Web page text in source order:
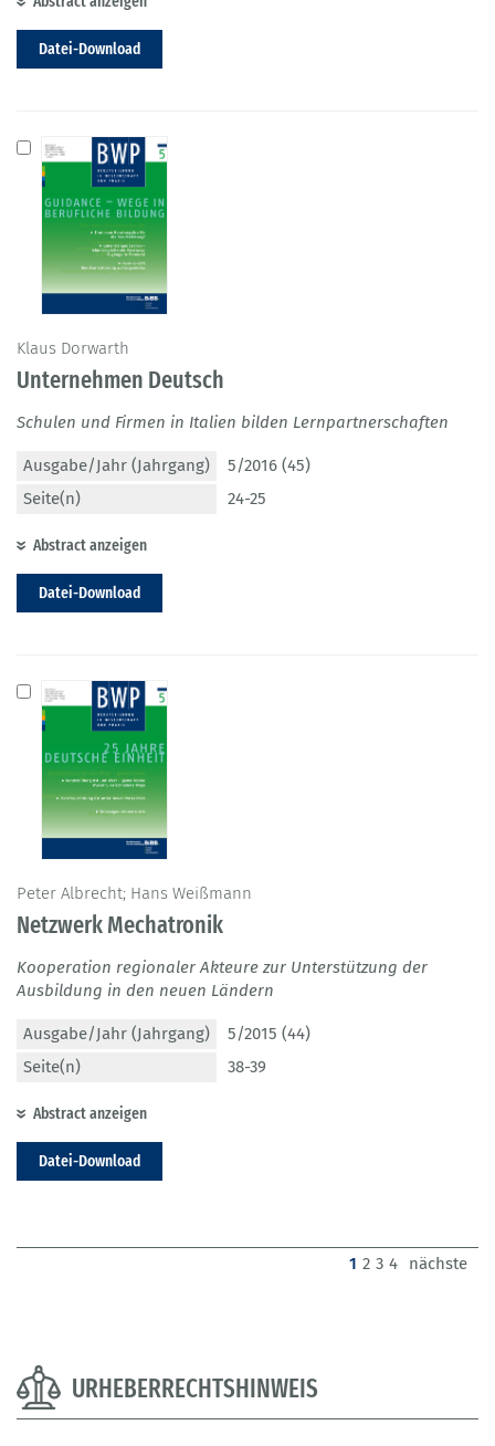
Datei-Download
Klaus Dorwarth
Unternehmen Deutsch
Schulen und Firmen in Italien bilden Lernpartnerschaften
Ausgabe/Jahr (Jahrgang)
5/2016 (45)
Seite(n)
24-25
Abstract anzeigen
Datei-Download
Peter Albrecht; Hans Weißmann
Netzwerk Mechatronik
Kooperation regionaler Akteure zur Unterstützung der
Ausbildung in den neuen Ländern
Ausgabe/Jahr (Jahrgang)
5/2015 (44)
Seite(n)
38-39
Abstract anzeigen
Datei-Download
1 (current)
2 3 4 nächste
URHEBERRECHTSHINWEIS